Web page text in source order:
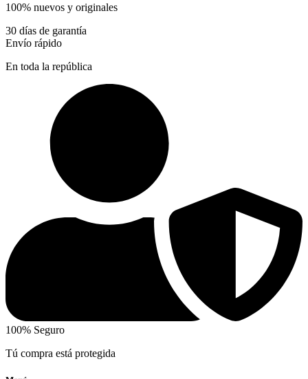
100% nuevos y originales
30 días de garantía
Envío rápido
En toda la república
100% Seguro
Tú compra está protegida